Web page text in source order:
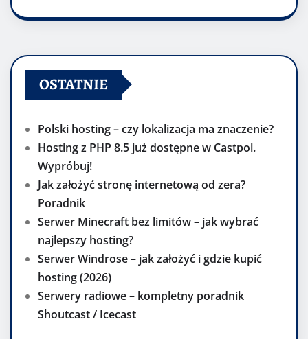
OSTATNIE
Polski hosting – czy lokalizacja ma znaczenie?
Hosting z PHP 8.5 już dostępne w Castpol.
Wypróbuj!
Jak założyć stronę internetową od zera?
Poradnik
Serwer Minecraft bez limitów – jak wybrać
najlepszy hosting?
Serwer Windrose – jak założyć i gdzie kupić
hosting (2026)
Serwery radiowe – kompletny poradnik
Shoutcast / Icecast